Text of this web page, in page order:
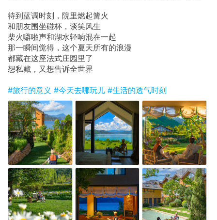
待到蓝调时刻，院里燃起篝火
和朋友围坐碰杯，谈笑风生
柴火噼啪声和湖水轻响混在一起
那一瞬间觉得，这个夏天所有的浪漫
都藏在这座法式庄园里了
想私藏，又想告诉全世界
#旅行的意义 #今天去哪玩儿 #生活的透气时刻